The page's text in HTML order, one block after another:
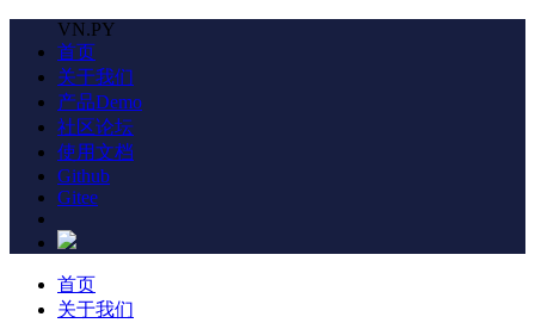
VN.PY
首页
关于我们
产品Demo
社区论坛
使用文档
Github
Gitee
首页
关于我们